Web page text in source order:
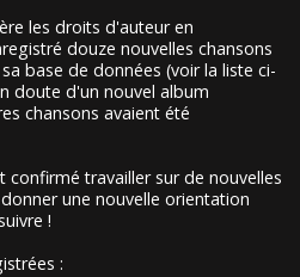
les droits d'auteur en
douze nouvelles chansons
base de données (voir la liste ci-
doute d'un nouvel album
chansons avaient été
confirmé travailler sur de nouvelles
une nouvelle orientation
!
: